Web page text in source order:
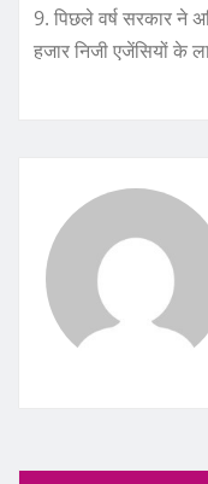
9. पिछले वर्ष सरकार ने
हजार निजी एजेंसियों के